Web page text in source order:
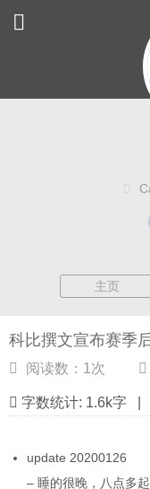
主页
科比撰文宣布赛季
阅读数： 1 次
字数统计: 1.6k字
update 20200126
– 睡的很晚，八点多